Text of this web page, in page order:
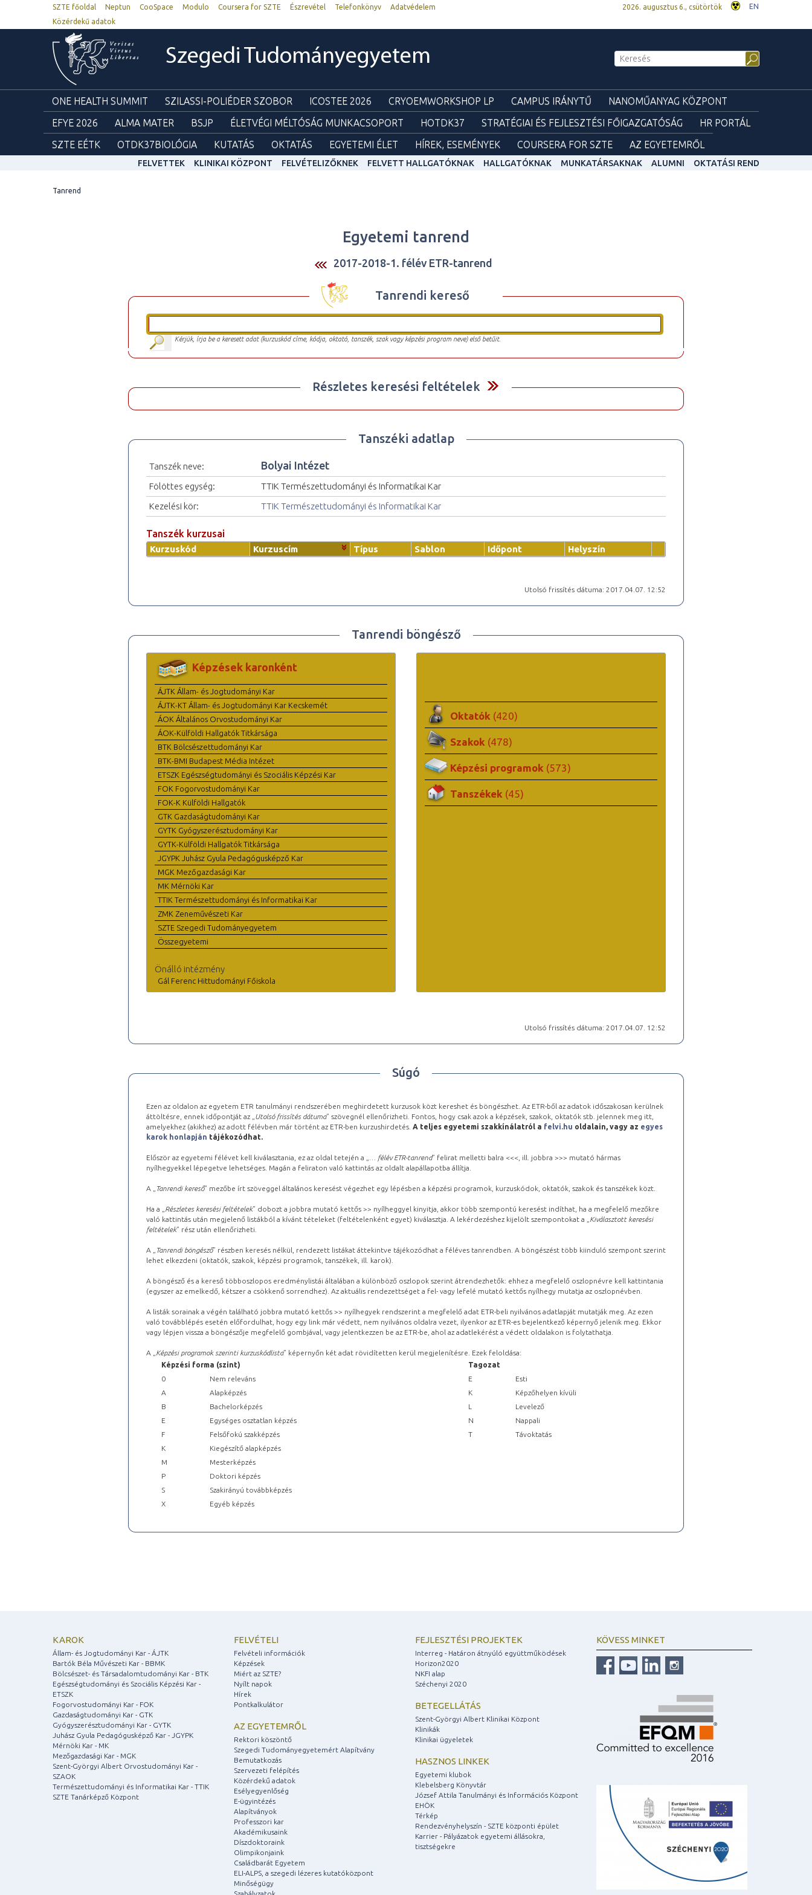
SZTE főoldal Neptun CooSpace Modulo Coursera for SZTE Észrevétel Telefonkönyv
Adatvédelem
Közérdekű adatok
2026. augusztus 6., csütörtök EN
Szegedi Tudományegyetem
ONE HEALTH SUMMIT SZILASSI-POLIÉDER SZOBOR ICOSTEE 2026 CRYOEMWORKSHOP LP CAMPUS IRÁNYTŰ
NANOMŰANYAG KÖZPONT
EFYE 2026
ALMA MATER BSJP ÉLETVÉGI MÉLTÓSÁG MUNKACSOPORT HOTDK37 STRATÉGIAI ÉS FEJLESZTÉSI FŐIGAZGATÓSÁG
HR PORTÁL
SZTE EÉTK
OTDK37BIOLÓGIA KUTATÁS OKTATÁS EGYETEMI ÉLET HÍREK, ESEMÉNYEK COURSERA FOR SZTE AZ EGYETEMRŐL
FELVETTEK KLINIKAI KÖZPONT FELVÉTELIZŐKNEK FELVETT HALLGATÓKNAK HALLGATÓKNAK MUNKATÁRSAKNAK ALUMNI OKTATÁSI REND
Tanrend
Egyetemi tanrend
2017-2018-1. félév ETR-tanrend
Tanrendi kereső
Kérjük, írja be a keresett adat (kurzuskód címe, kódja, oktató, tanszék, szak vagy képzési program neve) első betűit.
Részletes keresési feltételek
Tanszéki adatlap
Tanszék neve: Bolyai Intézet
Fölöttes egység:
TTIK Természettudományi és Informatikai Kar
Kezelési kör:
TTIK Természettudományi és Informatikai Kar
Tanszék kurzusai
Kurzuskód Kurzuscím Típus Sablon Időpont Helyszín
Utolsó frissítés dátuma: 2017.04.07. 12:52
Tanrendi böngésző
Képzések karonként
ÁJTK Állam- és Jogtudományi Kar
ÁJTK-KT Állam- és Jogtudományi Kar Kecskemét
ÁOK Általános Orvostudományi Kar
ÁOK-Külföldi Hallgatók Titkársága
BTK Bölcsészettudományi Kar
BTK-BMI Budapest Média Intézet
ETSZK Egészségtudományi és Szociális Képzési Kar
FOK Fogorvostudományi Kar
FOK-K Külföldi Hallgatók
GTK Gazdaságtudományi Kar
GYTK Gyógyszerésztudományi Kar
GYTK-Külföldi Hallgatók Titkársága
JGYPK Juhász Gyula Pedagógusképző Kar
MGK Mezőgazdasági Kar
MK Mérnöki Kar
TTIK Természettudományi és Informatikai Kar
ZMK Zeneművészeti Kar
SZTE Szegedi Tudományegyetem
Összegyetemi
Önálló intézmény
Gál Ferenc Hittudományi Főiskola
Oktatók (420)
Szakok (478)
Képzési programok (573)
Tanszékek (45)
Utolsó frissítés dátuma: 2017.04.07. 12:52
Súgó
Ezen az oldalon az egyetem ETR tanulmányi rendszerében meghirdetett kurzusok közt kereshet és böngészhet. Az ETR-ből az adatok időszakosan kerülnek
áttöltésre, ennek időpontját az „ Utolsó frissítés dátuma” szövegnél ellenőrizheti. Fontos, hogy csak azok a képzések, szakok, oktatók stb. jelennek meg itt,
amelyekhez (akikhez) az adott félévben már történt az ETR-ben kurzushirdetés. A teljes egyetemi szakkínálatról a felvi.hu oldalain, vagy az egyes
karok honlapján tájékozódhat.
Először az egyetemi félévet kell kiválasztania, ez az oldal tetején a „ … félév ETR-tanrend” felirat melletti balra <<<, ill. jobbra >>> mutató hármas
nyílhegyekkel lépegetve lehetséges. Magán a feliraton való kattintás az oldalt alapállapotba állítja.
A „ Tanrendi kereső” mezőbe írt szöveggel általános keresést végezhet egy lépésben a képzési programok, kurzuskódok, oktatók, szakok és tanszékek közt.
Ha a „ Részletes keresési feltételek” dobozt a jobbra mutató kettős >> nyílheggyel kinyitja, akkor több szempontú keresést indíthat, ha a megfelelő mezőkre
való kattintás után megjelenő listákból a kívánt tételeket (feltételenként egyet) kiválasztja. A lekérdezéshez kijelölt szempontokat a „ Kiválasztott keresési
feltételek” rész után ellenőrizheti.
A „ Tanrendi böngésző” részben keresés nélkül, rendezett listákat áttekintve tájékozódhat a féléves tanrendben. A böngészést több kiinduló szempont szerint
lehet elkezdeni (oktatók, szakok, képzési programok, tanszékek, ill. karok).
A böngésző és a kereső többoszlopos eredménylistái általában a különböző oszlopok szerint átrendezhetők: ehhez a megfelelő oszlopnévre kell kattintania
(egyszer az emelkedő, kétszer a csökkenő sorrendhez). Az aktuális rendezettséget a fel- vagy lefelé mutató kettős nyílhegy mutatja az oszlopnévben.
A listák sorainak a végén található jobbra mutató kettős >> nyílhegyek rendszerint a megfelelő adat ETR-beli nyilvános adatlapját mutatják meg. Az ezen
való továbblépés esetén előfordulhat, hogy egy link már védett, nem nyilvános oldalra vezet, ilyenkor az ETR-es bejelentkező képernyő jelenik meg. Ekkor
vagy lépjen vissza a böngészője megfelelő gombjával, vagy jelentkezzen be az ETR-be, ahol az adatlekérést a védett oldalakon is folytathatja.
A „ Képzési programok szerinti kurzuskódlista” képernyőn két adat rövidítetten kerül megjelenítésre. Ezek feloldása:
Képzési forma (szint)
Tagozat
0
Nem releváns E
Esti
A
Alapképzés K
Képzőhelyen kívüli
B
Bachelorképzés L
Levelező
E
Egységes osztatlan képzés N
Nappali
F
Felsőfokú szakképzés T
Távoktatás
K
Kiegészítő alapképzés
M
Mesterképzés
P
Doktori képzés
S
Szakirányú továbbképzés
X
Egyéb képzés
KAROK
Állam- és Jogtudományi Kar - ÁJTK
Bartók Béla Művészeti Kar - BBMK
Bölcsészet- és Társadalomtudományi Kar - BTK
Egészségtudományi és Szociális Képzési Kar -
ETSZK
Fogorvostudományi Kar - FOK
Gazdaságtudományi Kar - GTK
Gyógyszerésztudományi Kar - GYTK
Juhász Gyula Pedagógusképző Kar - JGYPK
Mérnöki Kar - MK
Mezőgazdasági Kar - MGK
Szent-Györgyi Albert Orvostudományi Kar -
SZAOK
Természettudományi és Informatikai Kar - TTIK
SZTE Tanárképző Központ
FELVÉTELI
Felvételi információk
Képzések
Miért az SZTE?
Nyílt napok
Hírek
Pontkalkulátor
AZ EGYETEMRŐL
Rektori köszöntő
Szegedi Tudományegyetemért Alapítvány
Bemutatkozás
Szervezeti felépítés
Közérdekű adatok
Esélyegyenlőség
E-ügyintézés
Alapítványok
Professzori kar
Akadémikusaink
Díszdoktoraink
Olimpikonjaink
Családbarát Egyetem
ELI-ALPS, a szegedi lézeres kutatóközpont
Minőségügy
Szabályzatok
FEJLESZTÉSI PROJEKTEK
Interreg - Határon átnyúló együttműködések
Horizon2020
NKFI alap
Széchenyi 2020
BETEGELLÁTÁS
Szent-Györgyi Albert Klinikai Központ
Klinikák
Klinikai ügyeletek
HASZNOS LINKEK
Egyetemi klubok
Klebelsberg Könyvtár
József Attila Tanulmányi és Információs Központ
EHÖK
Térkép
Rendezvényhelyszín - SZTE központi épület
Karrier - Pályázatok egyetemi állásokra,
tisztségekre
KÖVESS MINKET